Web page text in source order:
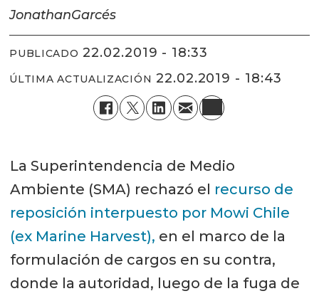
JonathanGarcés
PUBLICADO 22.02.2019 - 18:33
ÚLTIMA ACTUALIZACIÓN 22.02.2019 - 18:43
La Superintendencia de Medio
Ambiente (SMA) rechazó el recurso de
reposición interpuesto por Mowi Chile
(ex Marine Harvest), en el marco de la
formulación de cargos en su contra,
donde la autoridad, luego de la fuga de